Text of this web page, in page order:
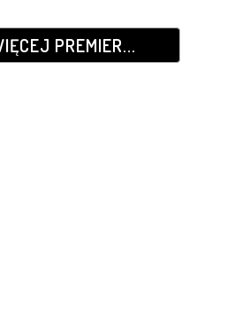
PREMIER...